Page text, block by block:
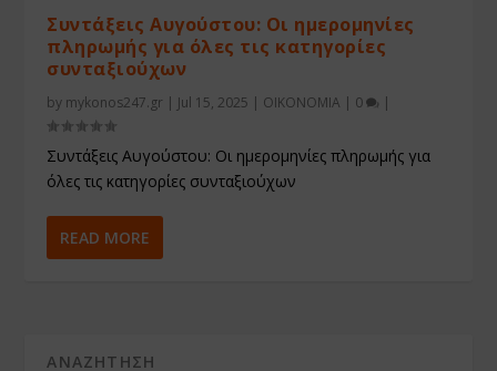
Συντάξεις Αυγούστου: Οι ημερομηνίες
πληρωμής για όλες τις κατηγορίες
συνταξιούχων
by mykonos247.gr | Jul 15, 2025 | ΟΙΚΟΝΟΜΙΑ | 0 |
Συντάξεις Αυγούστου: Οι ημερομηνίες πληρωμής για
όλες τις κατηγορίες συνταξιούχων
READ MORE